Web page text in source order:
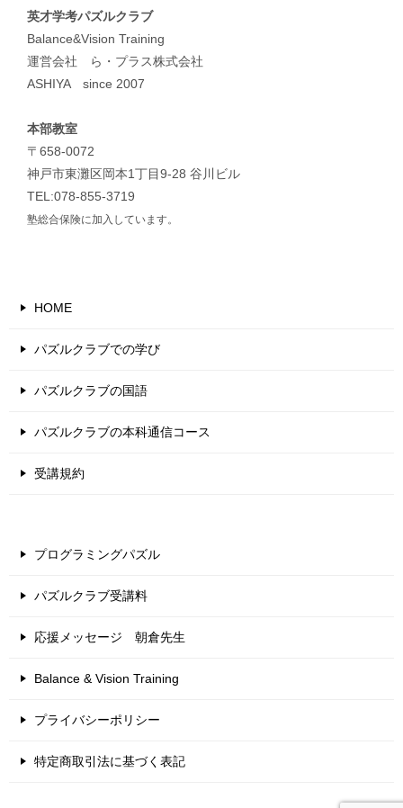
英才学考パズルクラブ
Balance&Vision Training
運営会社 ら・プラス株式会社
ASHIYA since 2007
本部教室
〒658-0072
神戸市東灘区岡本1丁目9-28 谷川ビル
TEL:078-855-3719
塾総合保険に加入しています。
HOME
パズルクラブでの学び
パズルクラブの国語
パズルクラブの本科通信コース
受講規約
プログラミングパズル
パズルクラブ受講料
応援メッセージ 朝倉先生
Balance & Vision Training
プライバシーポリシー
特定商取引法に基づく表記